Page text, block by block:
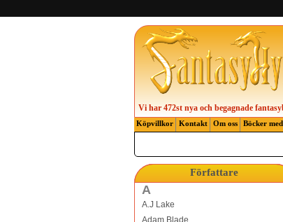
Vi har 472st nya och begagnade
Köpvillkor Kontakt Om oss Böcker
Författare
A
A.J Lake
Adam Blade